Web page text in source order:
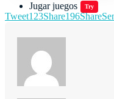
Jugar juegos Try
Tweet123Share196Share